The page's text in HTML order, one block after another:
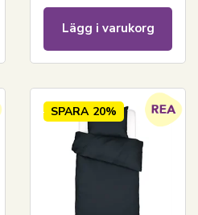
Lägg i varukorg
SPARA 20%